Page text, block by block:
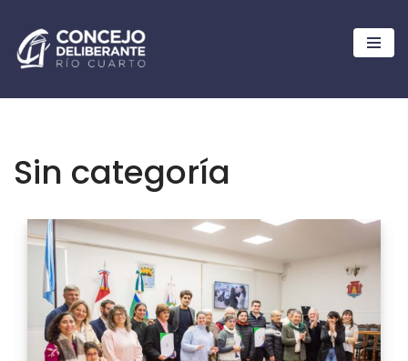
Ir
al
Sin categoría